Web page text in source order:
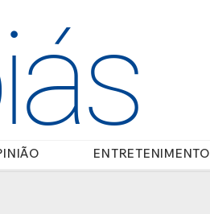
ENTRETENIMENTO